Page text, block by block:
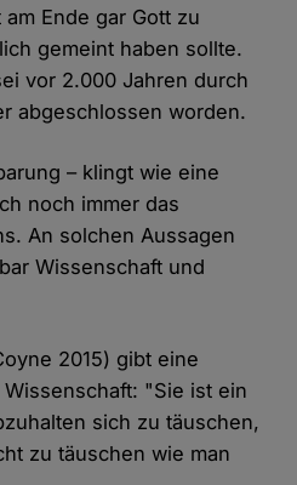
Ende gar Gott zu
gemeint haben sollte.
vor 2.000 Jahren durch
abgeschlossen worden.
– klingt wie eine
noch immer das
An solchen Aussagen
Wissenschaft und
2015) gibt eine
"Sie ist ein
sich zu täuschen,
zu täuschen wie man